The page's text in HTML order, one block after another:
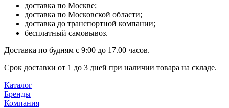
доставка по Москве;
доставка по Московской области;
доставка до транспортной компании;
бесплатный самовывоз.
Доставка по будням с 9:00 до 17.00 часов.
Срок доставки от 1 до 3 дней при наличии товара на складе.
Каталог
Бренды
Компания